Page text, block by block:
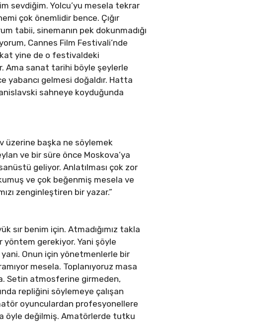
sevdiğim. Yolcu’yu mesela tekrar
çok önemlidir bence. Çığır
tabii, sinemanın pek dokunmadığı
Cannes Film Festivali’nde
yine de o festivaldeki
Ama sanat tarihi böyle şeylerle
yabancı gelmesi doğaldır. Hatta
sahneye koyduğunda
üzerine başka ne söylemek
ve bir süre önce Moskova’ya
geliyor. Anlatılması çok zor
ve çok beğenmiş mesela ve
zenginleştiren bir yazar.”
sır benim için. Atmadığımız takla
yöntem gerekiyor. Yani şöyle
yani. Onun için yönetmenlerle bir
mesela. Toplanıyoruz masa
Setin atmosferine girmeden,
repliğini söylemeye çalışan
oyunculardan profesyonellere
öyle değilmiş. Amatörlerde tutku